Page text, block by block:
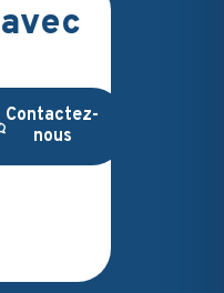
Contactez-
nous